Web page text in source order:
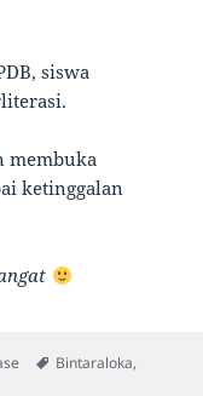
siswa
membuka
ketinggalan
Tags
Bintaraloka,
Pasca Ujian, Pengarahan